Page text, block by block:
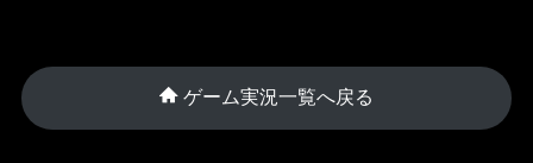
ゲーム実況一覧へ戻る